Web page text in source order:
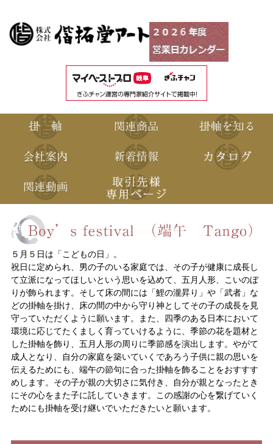
５月５日は「こどもの日」。
祝日に定められ、男の子のいる家庭では、その子が健康に成長し
て立派になってほしいという思いを込めて、五月人形、こいのぼ
りが飾られます。そして床の間には「鯉の瀧昇り」や「武者」な
どの掛軸を掛け、床の間の中から守り神としてその子の成長を見
守っていただくように願います。また、四季のある日本において
環境に応じてたくましく育っていけるように、季節の花を題材と
した掛軸を飾り、五月人形の周りに季節感を演出します。やがて
成人となり、自分の家庭を築いていくであろう子供に親の思いを
伝えるためにも、端午の節句に合った掛軸を飾ることをおすすす
めします。その子が親の大切さに気付き、自分が親となったとき
にその心をまた子に託していきます。この感謝の心を繋げていく
ためにも掛軸を受け継いでいただきたいと願います。